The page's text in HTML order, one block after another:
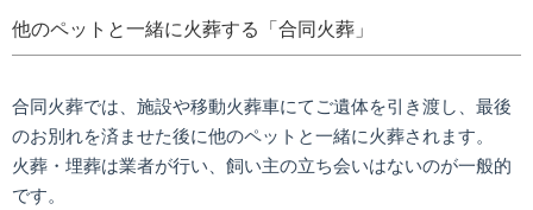
他のペットと一緒に火葬する「合同火葬」
合同火葬では、施設や移動火葬車にてご遺体を引き渡し、最後
のお別れを済ませた後に他のペットと一緒に火葬されます。
火葬・埋葬は業者が行い、飼い主の立ち会いはないのが一般的
です。